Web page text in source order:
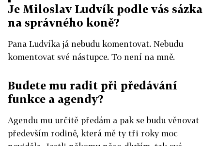
Je Miloslav Ludvík podle vás sázka
na správného koně?
Pana Ludvíka já nebudu komentovat. Nebudu
komentovat své nástupce. To není na mně.
Budete mu radit při předávání
funkce a agendy?
Agendu mu určitě předám a pak se budu věnovat
především rodině, která mě ty tři roky moc